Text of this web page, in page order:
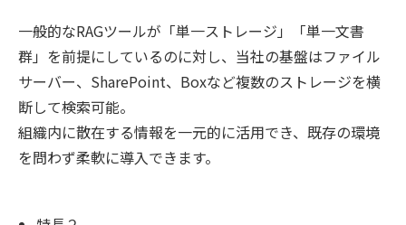
一般的なRAGツールが「単一ストレージ」「単一文書
群」を前提にしているのに対し、当社の基盤はファイル
サーバー、SharePoint、Boxなど複数のストレージを横
断して検索可能。
組織内に散在する情報を一元的に活用でき、既存の環境
を問わず柔軟に導入できます。